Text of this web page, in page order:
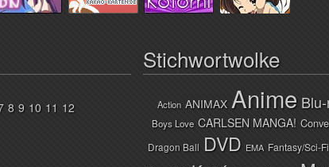
8 9 10 11 12
Stichwortwolke
Action ANIMAX Anime
Boys Love CARLSEN MANGA!
Dragon Ball DVD EMA Fantasy/Sci-Fi